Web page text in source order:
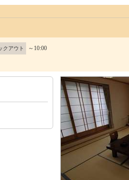
クアウト ～10:00